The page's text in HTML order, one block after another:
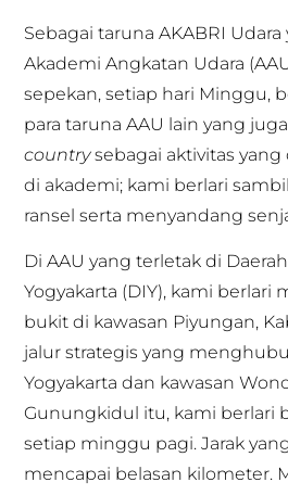
Sebagai taruna AKABRI
Akademi Angkatan Udara
sepekan, setiap hari Minggu,
para taruna AAU lain yang
countrysebagai aktivitas
di akademi; kami berlari
ransel serta menyandang
Di AAU yang terletak di
Yogyakarta (DIY), kami berlari
bukit di kawasan Piyungan,
jalur strategis yang
Yogyakarta dan kawasan
Gunungkidul itu, kami berlari
setiap minggu pagi. Jarak
mencapai belasan kilometer.